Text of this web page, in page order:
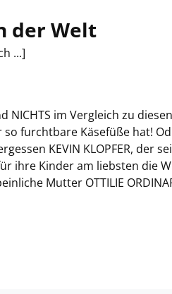
der Welt
...]
im Vergleich zu
furchtbare Käsefüße hat!
KEVIN KLOPFER, der
ihre Kinder am liebsten die
Mutter OTTILIE